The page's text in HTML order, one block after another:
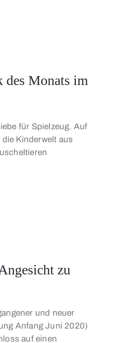
des Monats im
für Spielzeug. Auf
Kinderwelt aus
zu
und neuer
Anfang Juni 2020)
auf einen